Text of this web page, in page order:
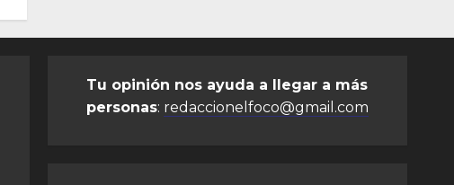
Tu opinión nos ayuda a llegar a más
personas: redaccionelfoco@gmail.com